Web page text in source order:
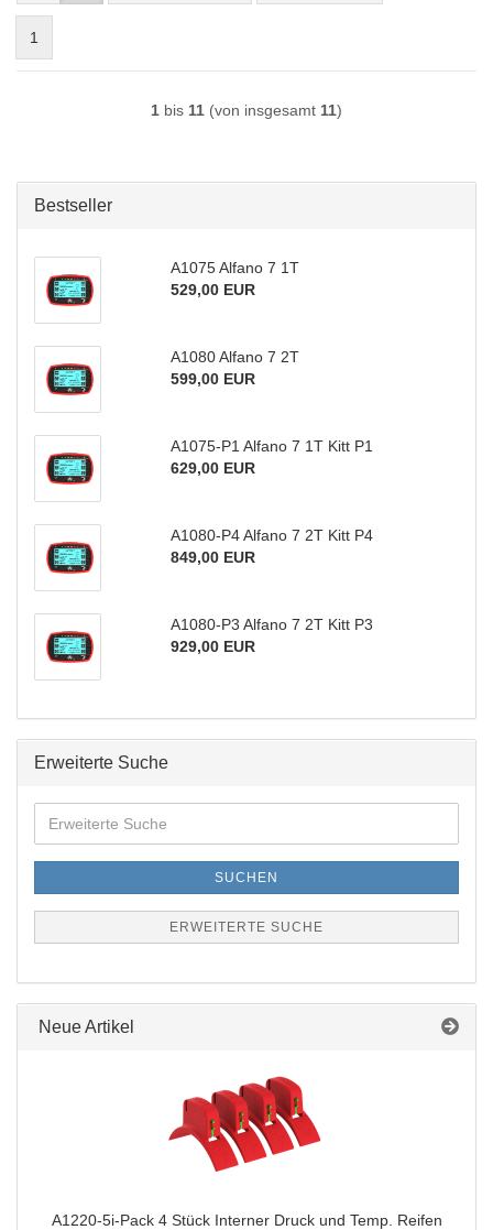
1
1 bis 11 (von insgesamt 11)
Bestseller
A1075 Alfano 7 1T
529,00 EUR
A1080 Alfano 7 2T
599,00 EUR
A1075-P1 Alfano 7 1T Kitt P1
629,00 EUR
A1080-P4 Alfano 7 2T Kitt P4
849,00 EUR
A1080-P3 Alfano 7 2T Kitt P3
929,00 EUR
Erweiterte Suche
Suche
SUCHEN
ERWEITERTE SUCHE
Neue Artikel
A1220-5i-Pack 4 Stück Interner Druck und Temp. Reifen